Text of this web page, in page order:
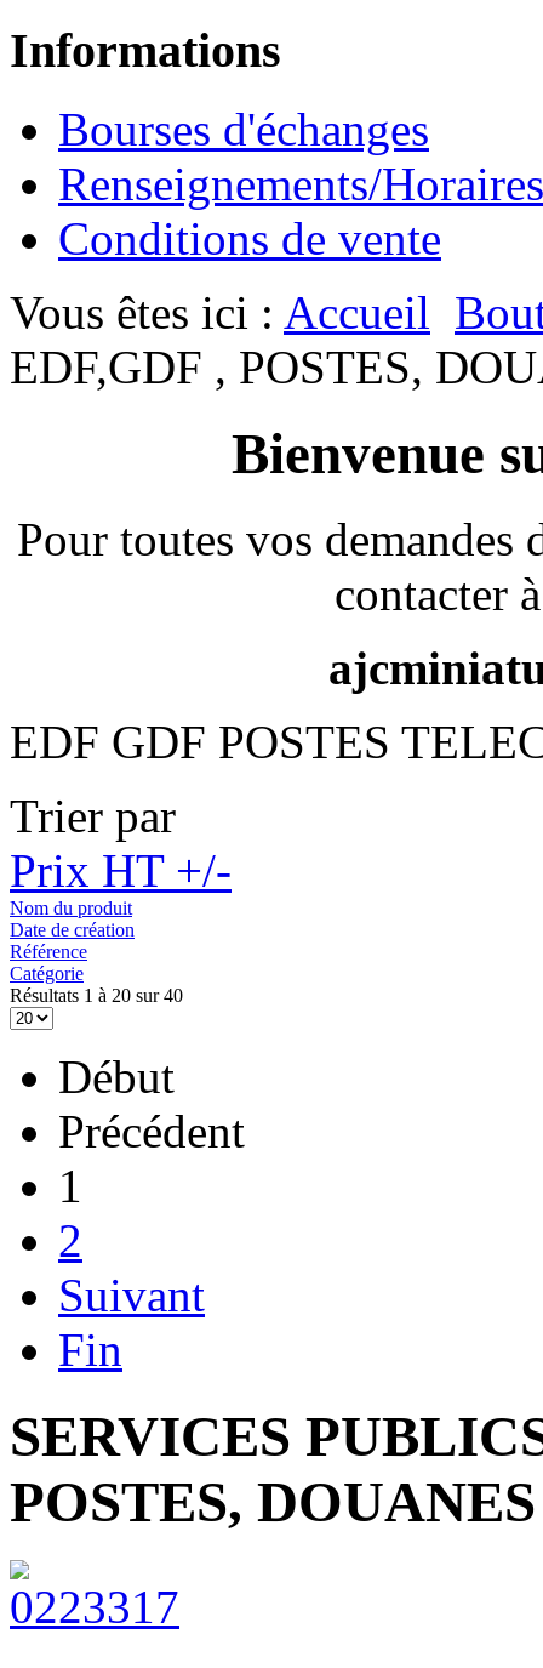
Informations
Bourses d'échanges
Renseignements/Horaires
Conditions de vente
Vous êtes ici : Accueil
EDF,GDF , POSTES,
Bienvenue
Pour toutes vos
contacter
EDF GDF POSTES
Trier par
Prix HT +/-
Nom du produit
Date de création
Référence
Catégorie
Résultats 1 à 20 sur 40
Début
Précédent
1
2
Suivant
Fin
SERVICES
POSTES,